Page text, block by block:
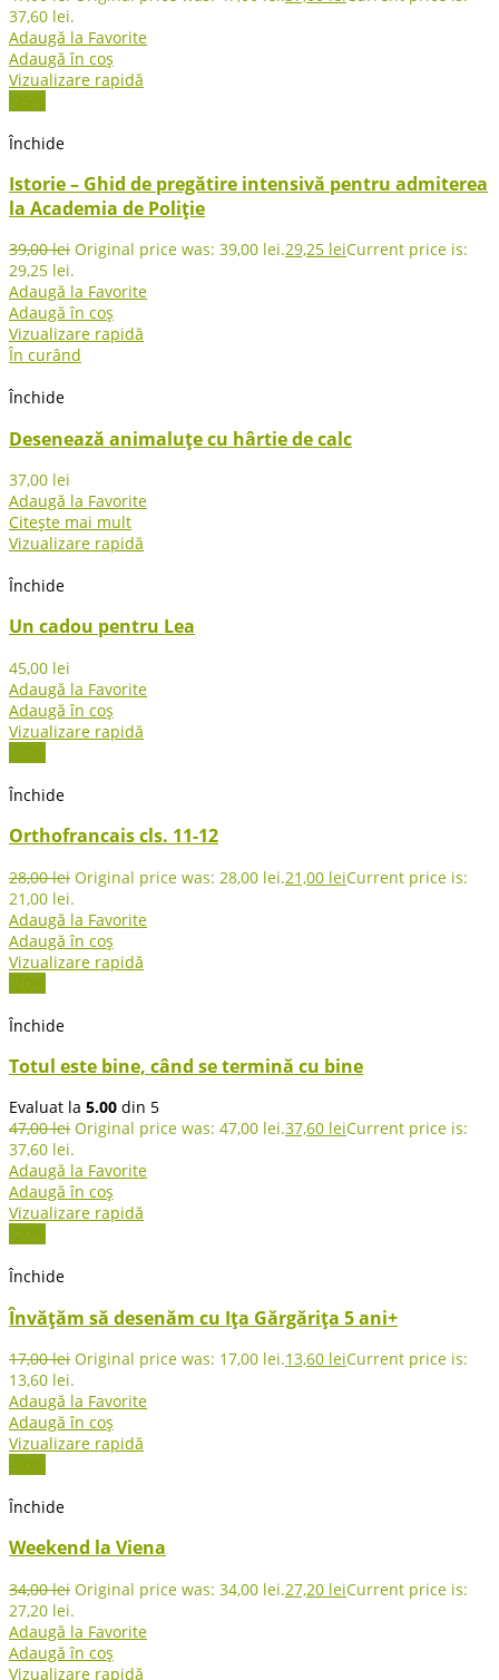
37,60 lei.
Adaugă la Favorite
Adaugă în coș
Vizualizare rapidă
-25%
Închide
Istorie – Ghid de pregătire intensivă pentru admiterea
la Academia de Poliție
39,00lei Original price was: 39,00 lei.29,25 leiCurrent price is:
29,25 lei.
Adaugă la Favorite
Adaugă în coș
Vizualizare rapidă
În curând
Închide
Desenează animaluțe cu hârtie de calc
37,00 lei
Adaugă la Favorite
Citește mai mult
Vizualizare rapidă
Închide
Un cadou pentru Lea
45,00 lei
Adaugă la Favorite
Adaugă în coș
Vizualizare rapidă
-25%
Închide
Orthofrancais cls. 11-12
28,00lei Original price was: 28,00 lei.21,00 leiCurrent price is:
21,00 lei.
Adaugă la Favorite
Adaugă în coș
Vizualizare rapidă
-20%
Închide
Totul este bine, când se termină cu bine
Evaluat la 5.00 din 5
47,00lei Original price was: 47,00 lei.37,60 leiCurrent price is:
37,60 lei.
Adaugă la Favorite
Adaugă în coș
Vizualizare rapidă
-20%
Închide
Învățăm să desenăm cu Ița Gărgărița 5 ani+
17,00lei Original price was: 17,00 lei.13,60 leiCurrent price is:
13,60 lei.
Adaugă la Favorite
Adaugă în coș
Vizualizare rapidă
-20%
Închide
Weekend la Viena
34,00lei Original price was: 34,00 lei.27,20 leiCurrent price is:
27,20 lei.
Adaugă la Favorite
Adaugă în coș
Vizualizare rapidă